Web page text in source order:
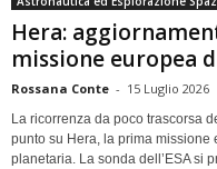
Hera:
missione europea
Rossana Conte - 15 Luglio 2026
La ricorrenza da poco trascorsa
punto su Hera, la prima
planetaria. La sonda dell’ESA si